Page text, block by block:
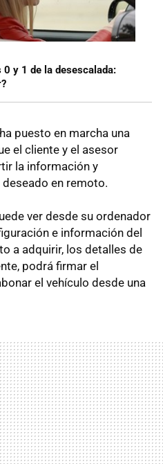
0 y 1 de la desescalada:
puesto en marcha una
el cliente y el asesor
la información y
en remoto.
ver desde su ordenador
e información del
a adquirir, los detalles de
podrá firmar el
el vehículo desde una